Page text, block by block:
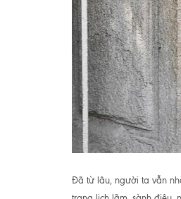
Đã từ lâu, người ta vẫn